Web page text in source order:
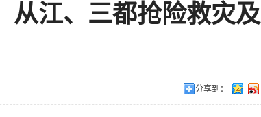
从江、三都抢险救灾及
分享到：